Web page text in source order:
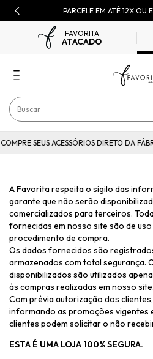
PARCELE EM ATÉ 12X OU
FAVORITA
ATACADO
SEUS ACESSÓRIOS DIRETO DA
A Favorita respeita o sigilo das
garante que não serão
comercializados para terceiros.
fornecidas em nosso site são de
procedimento de compra.
Os dados fornecidos são
armazenados com total segurança.
disponibilizados são utilizados
às compras realizadas em nosso site.
Com prévia autorização dos
informando as promoções vigentes
clientes podem solicitar o não
ESTA É UMA LOJA 100% SEGURA.